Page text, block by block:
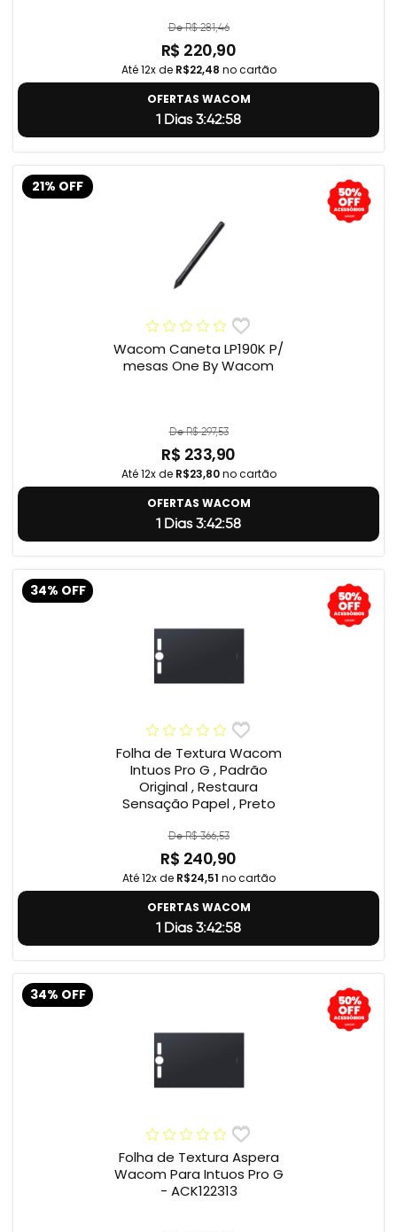
De R$ 281,46
R$ 220,90
Até 12x de R$22,48 no cartão
OFERTAS WACOM
1 Dias 3:42:57
21% OFF
Wacom Caneta LP190K P/
mesas One By Wacom
De R$ 297,53
R$ 233,90
Até 12x de R$23,80no cartão
OFERTAS WACOM
1 Dias 3:42:57
34% OFF
Folha de Textura Wacom
Intuos Pro G , Padrão
Original , Restaura
Sensação Papel , Preto
De R$ 366,53
R$ 240,90
Até 12x de R$24,51 no cartão
OFERTAS WACOM
1 Dias 3:42:57
34% OFF
Folha de Textura Aspera
Wacom Para Intuos Pro G
- ACK122313